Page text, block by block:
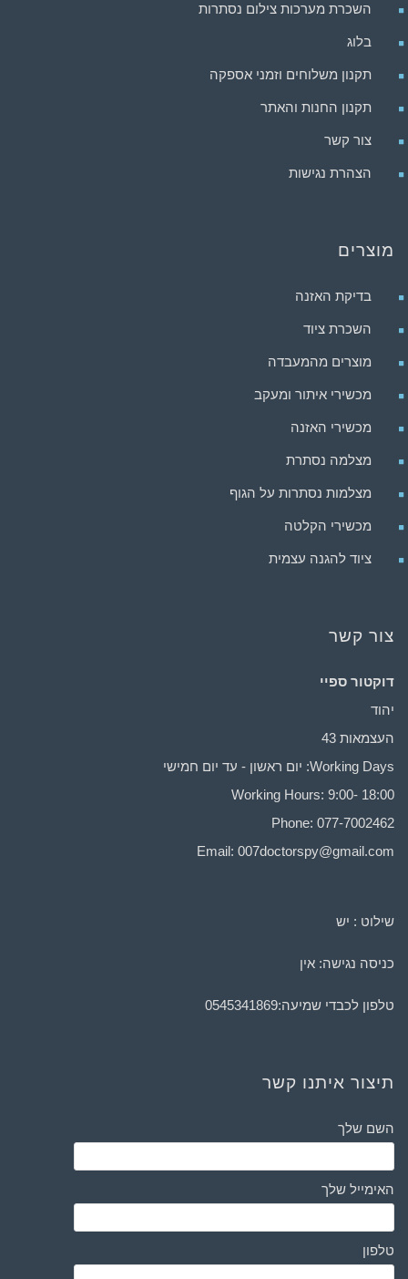
השכרת מערכות צילום נסתרות
בלוג
תקנון משלוחים וזמני אספקה
תקנון החנות והאתר
צור קשר
הצהרת נגישות
מוצרים
בדיקת האזנה
השכרת ציוד
מוצרים מהמעבדה
מכשירי איתור ומעקב
מכשירי האזנה
מצלמה נסתרת
מצלמות נסתרות על הגוף
מכשירי הקלטה
ציוד להגנה עצמית
צור קשר
דוקטור ספיי
יהוד
העצמאות 43
Working Days: יום ראשון - עד יום חמישי
Working Hours: 9:00- 18:00
Phone: 077-7002462
Email: 007doctorspy@gmail.com
שילוט : יש
כניסה נגישה: אין
טלפון לכבדי שמיעה:0545341869
תיצור איתנו קשר
השם שלך
האימייל שלך
טלפון